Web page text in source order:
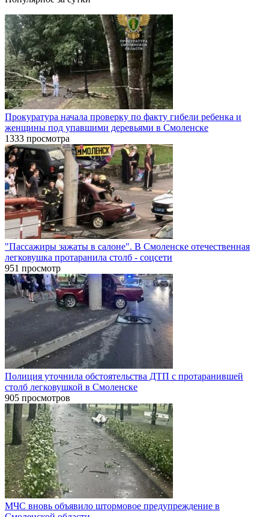
Прокуратура начала проверку по факту гибели ребенка и
женщины под упавшими деревьями в Смоленске
1333 просмотра
"Пассажиры зажаты в салоне". В Смоленске отечественная
легковушка протаранила столб - соцсети
951 просмотр
Полиция уточнила обстоятельства ДТП с протаранившей
столб легковушкой в Смоленске
905 просмотров
МЧС вновь объявило штормовое предупреждение в